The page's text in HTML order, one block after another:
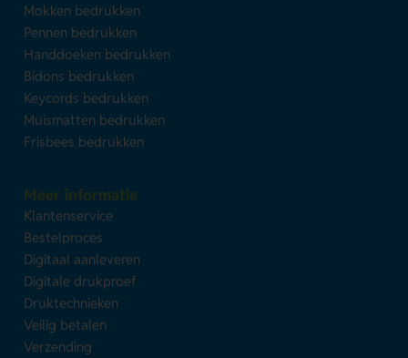
Mokken bedrukken
Pennen bedrukken
Handdoeken bedrukken
Bidons bedrukken
Keycords bedrukken
Muismatten bedrukken
Frisbees bedrukken
Meer informatie
Klantenservice
Bestelproces
Digitaal aanleveren
Digitale drukproef
Druktechnieken
Veilig betalen
Verzending